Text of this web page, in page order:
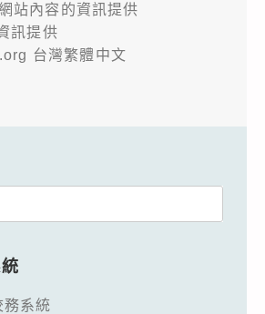
站內容的資訊提供
訊提供
台灣繁體中文
系統